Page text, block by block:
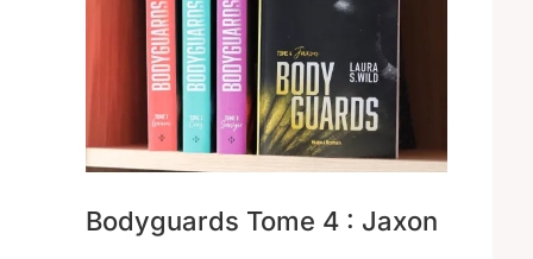
Bodyguards Tome 4 : Jaxon